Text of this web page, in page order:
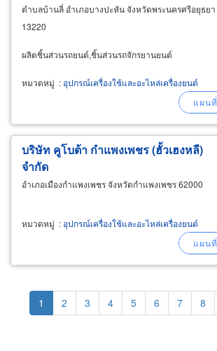
ตำบลบ้านลี่ อำเภอบางปะหัน จังหวัดพระนครศรีอยุธยา
13220
ผลิตชิ้นส่วนรถยนต์,ชิ้นส่วนรถจักรยานยนต์
หมวดหมู่ : อุปกรณ์เครื่องใช้และอะไหล่เครื่องยนต์
บริษัท คูโบต้า กำแพงเพชร (ฮั้วเฮงหลี)
จำกัด
อำเภอเมืองกำแพงเพชร จังหวัดกำแพงเพชร 62000
หมวดหมู่ : อุปกรณ์เครื่องใช้และอะไหล่เครื่องยนต์
Pagination
Current
page
1 Page
2 Page
3 Page
4 Page
5 Page
6 Page
7 Page
8